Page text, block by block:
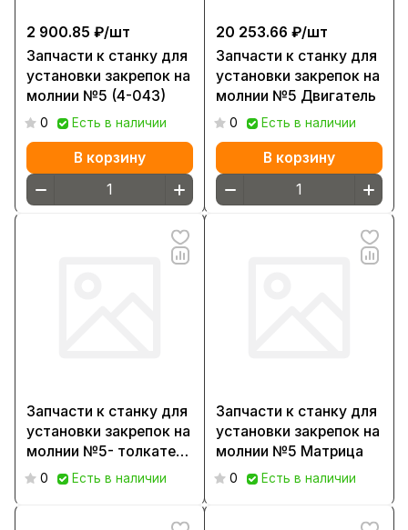
2 900.85 ₽/шт
Запчасти к станку для
установки закрепок на
молнии №5 (4-043)
0 Есть в наличии
В корзину
20 253.66 ₽/шт
Запчасти к станку для
установки закрепок на
молнии №5 Двигатель
0 Есть в наличии
В корзину
Запчасти к станку для
установки закрепок на
молнии №5- толкатель
(042)
0 Есть в наличии
Запчасти к станку для
установки закрепок на
молнии №5 Матрица
0 Есть в наличии